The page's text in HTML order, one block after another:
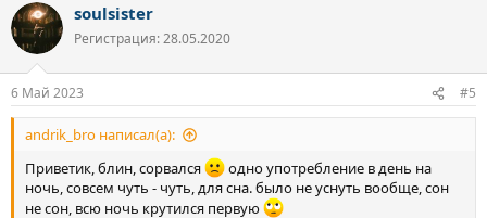
к
ц
и
soulsister
Регистрация: 28.05.2020
6 Май 2023 #5
andrik_bro написал(а):
Приветик, блин, сорвался
одно употребление в день на
ночь, совсем чуть - чуть, для сна. было не уснуть вообще, сон
не сон, всю ночь крутился первую